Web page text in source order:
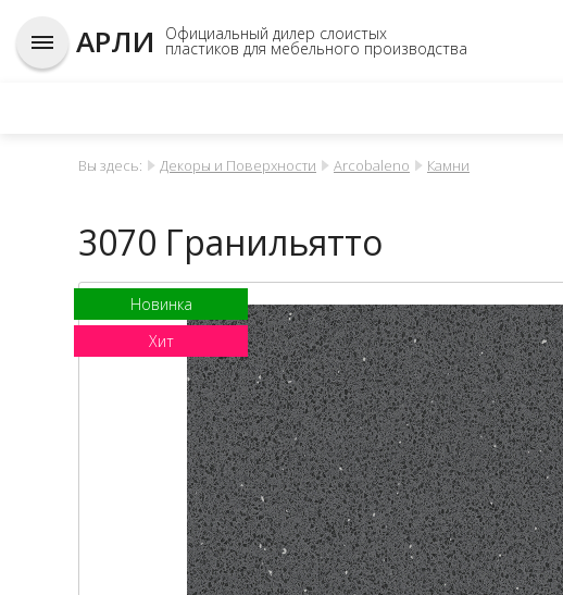
АРЛИ Официальный дилер слоистых
пластиков для мебельного производства
Вы здесь: Декоры и Поверхности Arcobaleno Камни
3070 Гранильятто
Новинка
Хит